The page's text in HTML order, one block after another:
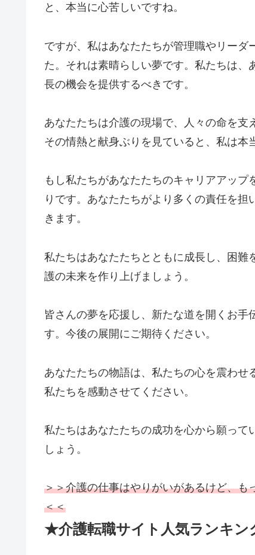
と、本当に心苦しいですね。
ですが、私はあなたたちが管理職やリーダ
た。それは素晴らしい夢です。私たちは
長の機会を提供するべきです。
あなたたちは介護の現場で、人々の命を支
その情熱と献身ぶりを見ていると、私は本
もし私たちがあなたたちのキャリアアッ
りです。あなたたちがより多くの責任を
きます。
私たちはあなたたちとともに成長し、困
護の未来を作り上げましょう。
皆さんの夢を応援し、新たな道を開くお手
す。今後の展開にご期待ください。
あなたたちの物語は、私たちの心を震わせ
私たちを感動させてください。
私たちはあなたたちの成功を心から願って
しょう。
＞＞介護の仕事はやりがいがあるけど、
＜＜
★介護転職サイト人気ランキン